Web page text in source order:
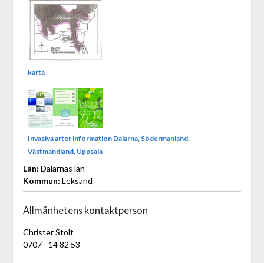
karta
Invasiva arter information Dalarna, Södermanland,
Västmandland, Uppsala
Län: Dalarnas län
Kommun: Leksand
Allmänhetens kontaktperson
Christer Stolt
0707 - 14 82 53